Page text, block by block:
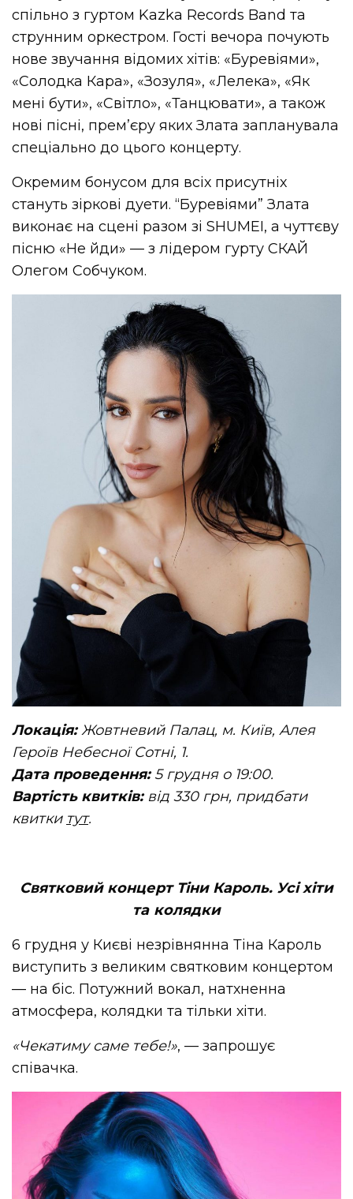
спільно з гуртом Kazka Records Band та
струнним оркестром. Гості вечора почують
нове звучання відомих хітів: «Буревіями»,
«Солодка Кара», «Зозуля», «Лелека», «Як
мені бути», «Світло», «Танцювати», а також
нові пісні, прем’єру яких Злата запланувала
спеціально до цього концерту.
Окремим бонусом для всіх присутніх
стануть зіркові дуети. “Буревіями” Злата
виконає на сцені разом зі SHUMEI, а чуттєву
пісню «Не йди» — з лідером гурту СКАЙ
Олегом Собчуком.
Локація:Жовтневий Палац, м. Київ, Алея
Героїв Небесної Сотні, 1.
Дата проведення:5 грудня о 19:00.
Вартість квитків:від 330 грн, придбати
квитки тут.
Святковий концерт Тіни Кароль. Усі хіти
та колядки
6 грудня у Києві незрівнянна Тіна Кароль
виступить з великим святковим концертом
— на біс. Потужний вокал, натхненна
атмосфера, колядки та тільки хіти.
«Чекатиму саме тебе!», — запрошує
співачка.